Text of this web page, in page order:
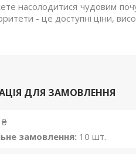
насолодитися чудовим
- це доступні ціни,
ДЛЯ ЗАМОВЛЕННЯ
замовлення: 10 шт.